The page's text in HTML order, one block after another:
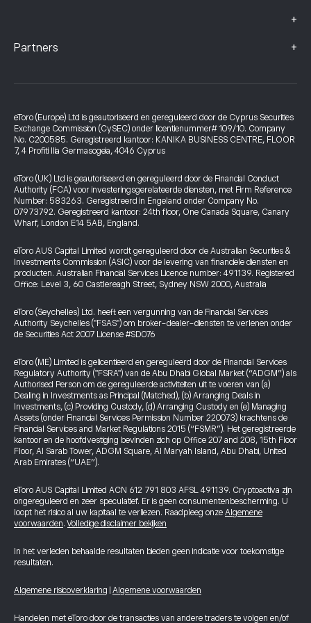
+
Partners +
eToro (Europe) Ltd is geautoriseerd en gereguleerd door de Cyprus Securities
Exchange Commission (CySEC) onder licentienummer# 109/10. Company
No. C200585. Geregistreerd kantoor: KANIKA BUSINESS CENTRE, FLOOR
7, 4 Profiti Ilia Germasogeia, 4046 Cyprus
eToro (UK) Ltd is geautoriseerd en gereguleerd door de Financial Conduct
Authority (FCA) voor investeringsgerelateerde diensten, met Firm Reference
Number: 583263. Geregistreerd in Engeland onder Company No.
07973792. Geregistreerd kantoor: 24th floor, One Canada Square, Canary
Wharf, London E14 5AB, England.
eToro AUS Capital Limited wordt gereguleerd door de Australian Securities &
Investments Commission (ASIC) voor de levering van financiële diensten en
producten. Australian Financial Services Licence number: 491139. Registered
Office: Level 3, 60 Castlereagh Street, Sydney NSW 2000, Australia
eToro (Seychelles) Ltd. heeft een vergunning van de Financial Services
Authority Seychelles ("FSAS") om broker-dealer-diensten te verlenen onder
de Securities Act 2007 License #SD076
eToro (ME) Limited is gelicentieerd en gereguleerd door de Financial Services
Regulatory Authority ("FSRA") van de Abu Dhabi Global Market (“ADGM”) als
Authorised Person om de gereguleerde activiteiten uit te voeren van (a)
Dealing in Investments as Principal (Matched), (b) Arranging Deals in
Investments, (c) Providing Custody, (d) Arranging Custody en (e) Managing
Assets (onder Financial Services Permission Number 220073) krachtens de
Financial Services and Market Regulations 2015 (“FSMR”). Het geregistreerde
kantoor en de hoofdvestiging bevinden zich op Office 207 and 208, 15th Floor
Floor, Al Sarab Tower, ADGM Square, Al Maryah Island, Abu Dhabi, United
Arab Emirates (“UAE”).
eToro AUS Capital Limited ACN 612 791 803 AFSL 491139. Cryptoactiva zijn
ongereguleerd en zeer speculatief. Er is geen consumentenbescherming. U
loopt het risico al uw kapitaal te verliezen. Raadpleeg onze Algemene
voorwaarden.Volledige disclaimer bekijken
In het verleden behaalde resultaten bieden geen indicatie voor toekomstige
resultaten.
Algemene risicoverklaring Algemene voorwaarden
Handelen met eToro door de transacties van andere traders te volgen en/of